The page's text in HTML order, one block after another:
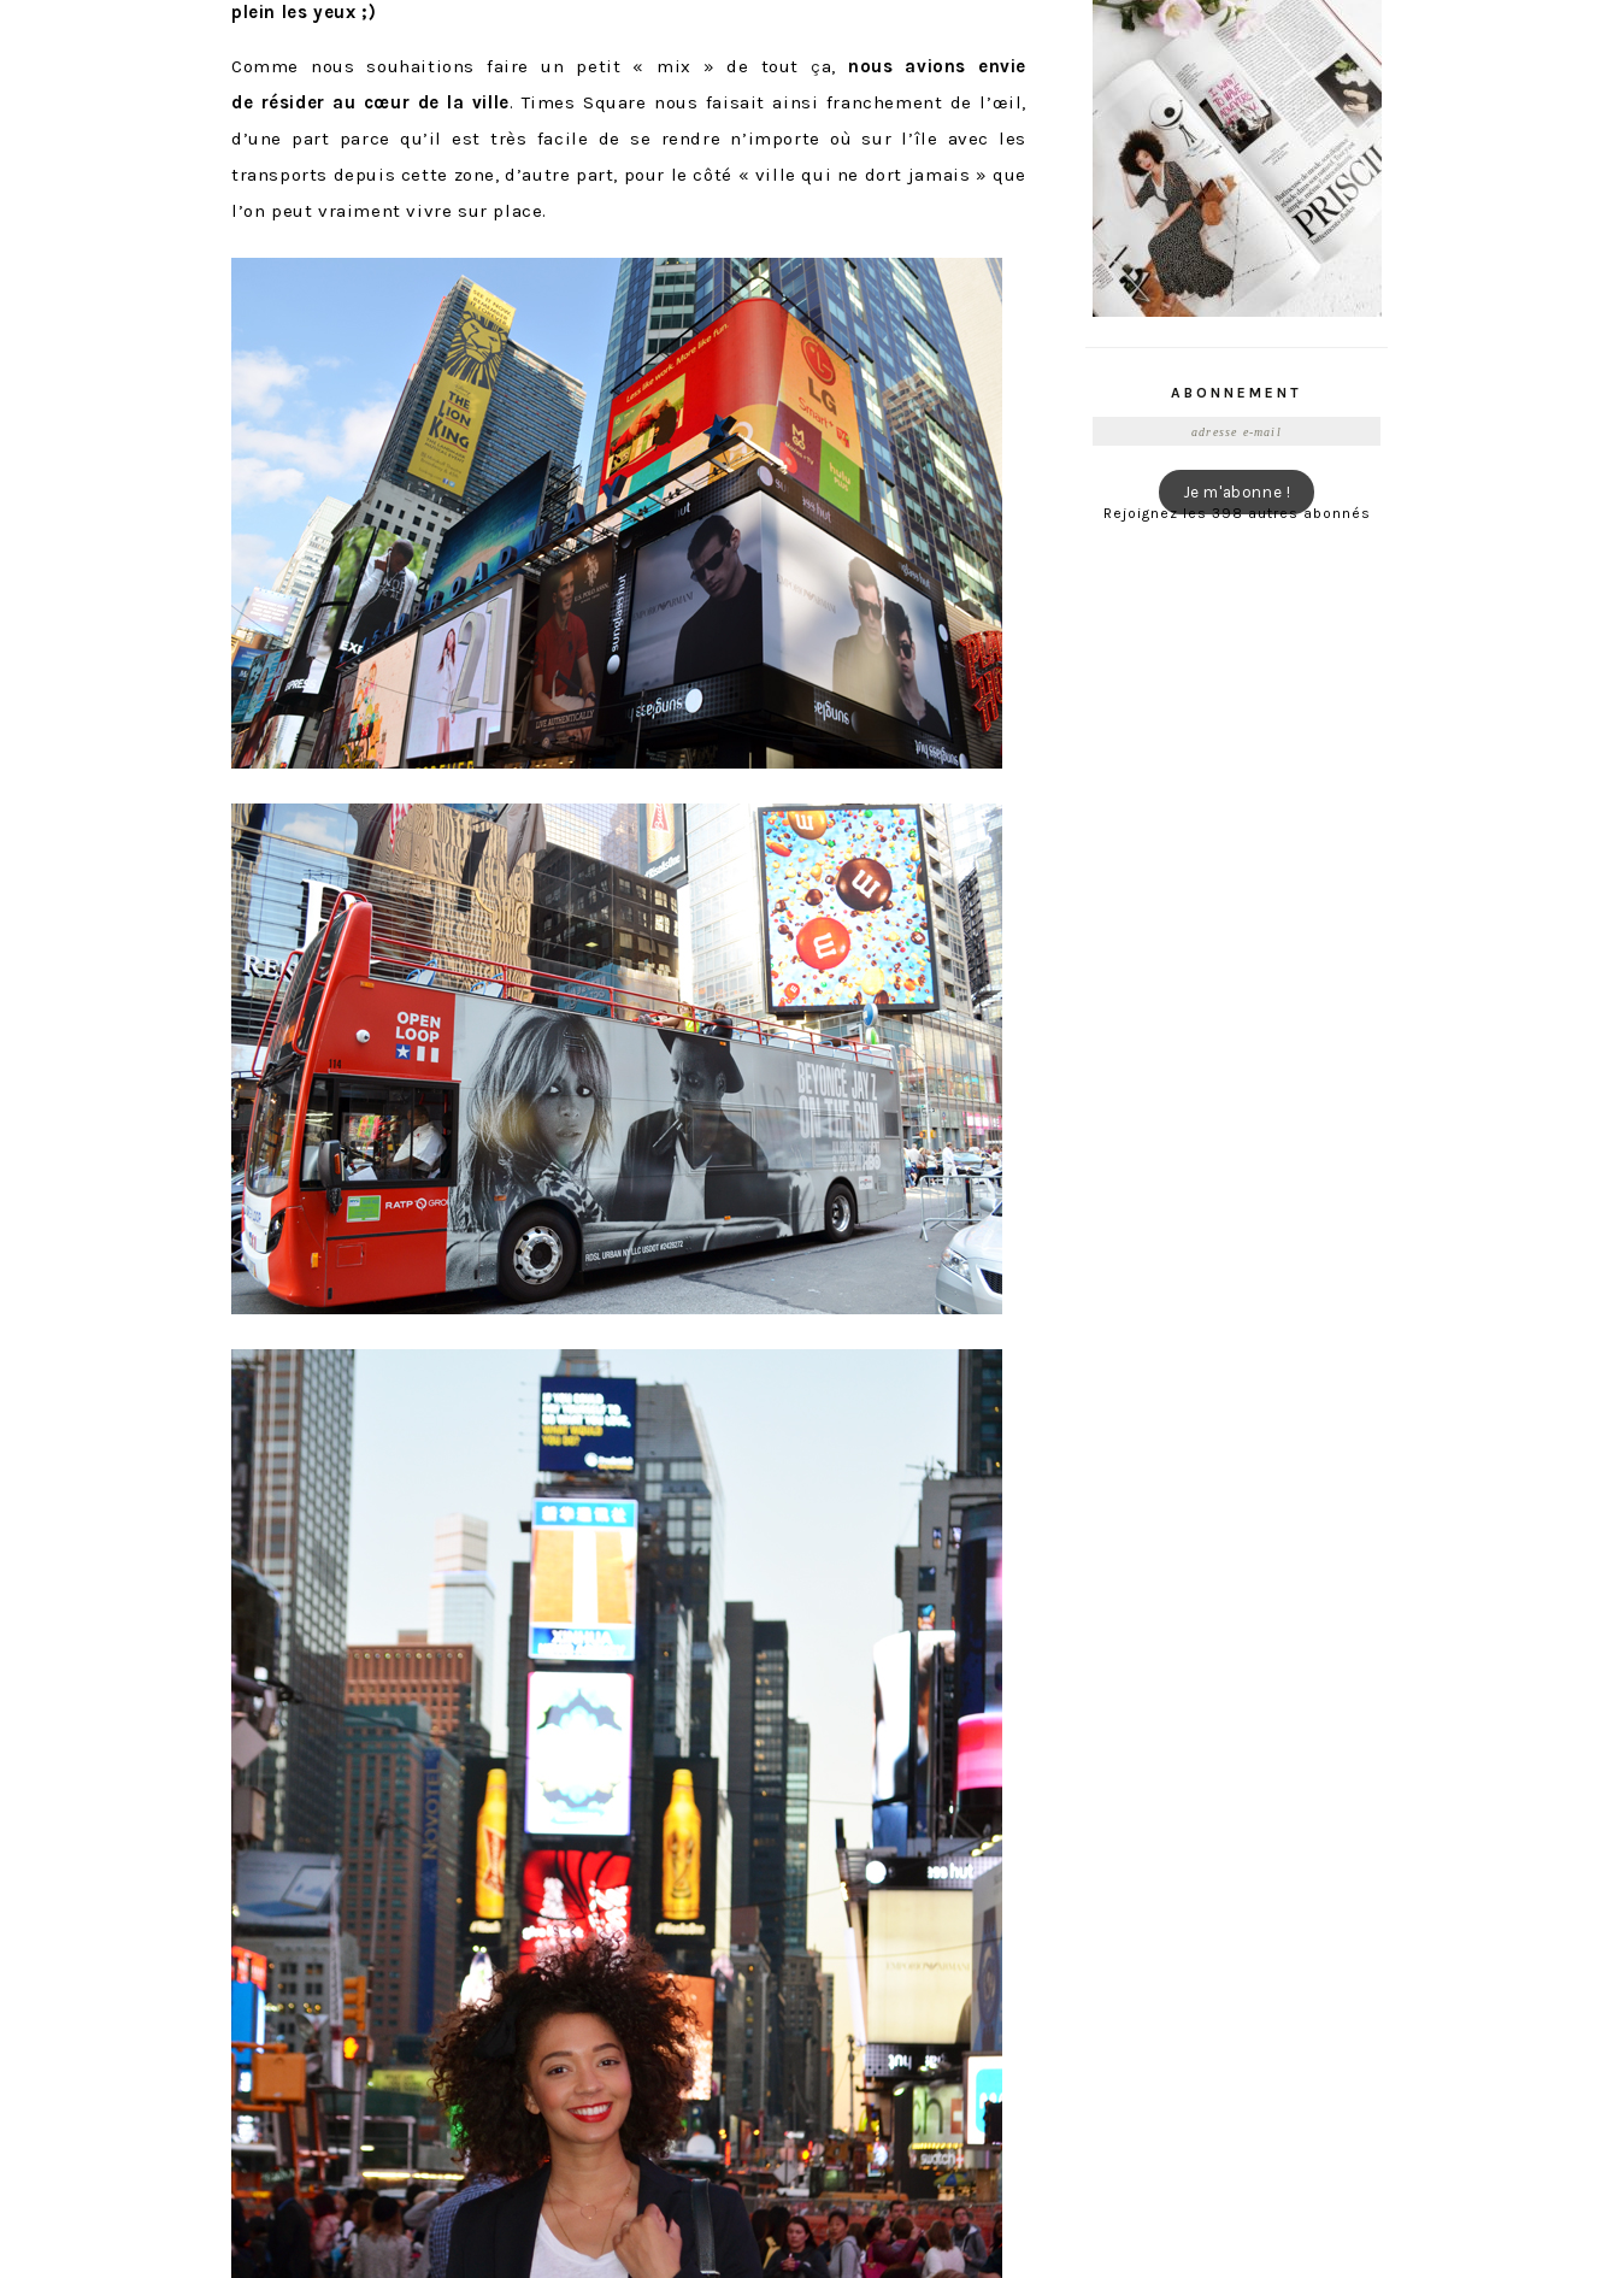
plein les yeux ;)
Comme nous souhaitions faire un petit « mix » de toutça, nous avions envie
de résider au cœur de la ville. Times Square nous faisait ainsi franchement de l’œil,
d’une part parce qu’il est très facile de se rendre n’importe où sur l’île avec les
transports depuis cette zone, d’autre part, pour le côté « ville qui ne dort jamais » que
l’on peut vraiment vivre sur place.
ABONNEMENT
Je m'abonne !
Rejoignez les 398 autres abonnés